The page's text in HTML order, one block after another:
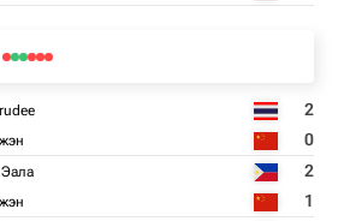
2
0
2
1